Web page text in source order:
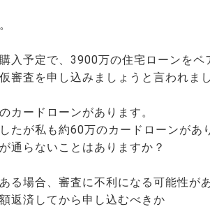
入予定で、3900万の住宅ローンをペ
審査を申し込みましょうと言われまし
カードローンがあります。
たが私も約60万のカードローンがあ
通らないことはありますか？
る場合、審査に不利になる可能性が
返済してから申し込むべきか